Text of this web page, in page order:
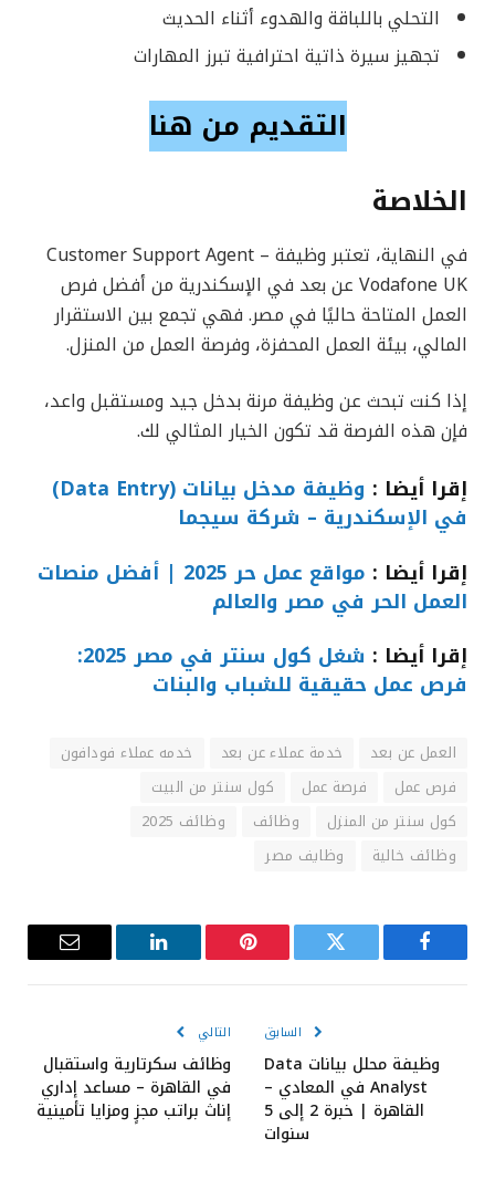
التحلي باللباقة والهدوء أثناء الحديث
تجهيز سيرة ذاتية احترافية تبرز المهارات
التقديم من هنا
الخلاصة
في النهاية، تعتبر وظيفة Customer Support Agent –
Vodafone UK عن بعد في الإسكندرية من أفضل فرص
العمل المتاحة حاليًا في مصر. فهي تجمع بين الاستقرار
المالي، بيئة العمل المحفزة، وفرصة العمل من المنزل.
إذا كنت تبحث عن وظيفة مرنة بدخل جيد ومستقبل واعد،
فإن هذه الفرصة قد تكون الخيار المثالي لك.
إقرا أيضا : وظيفة مدخل بيانات (Data Entry)
في الإسكندرية – شركة سيجما
إقرا أيضا :
مواقع عمل حر 2025 | أفضل منصات
العمل الحر في مصر والعالم
إقرا أيضا :
شغل كول سنتر في مصر 2025:
فرص عمل حقيقية للشباب والبنات
العمل عن بعد خدمة عملاء عن بعد
خدمه عملاء فودافون
فرص عمل
فرصة عمل
كول سنتر من البيت
كول سنتر من المنزل
وظائف
وظائف 2025
وظائف خالية
وظايف مصر
فيسبوك تويتر بينتيريست لينكدإن
البريد
السابق
وظيفة محلل بيانات Data
Analyst في المعادي –
القاهرة | خبرة 2 إلى 5
سنوات
التالي
وظائف سكرتارية واستقبال
في القاهرة – مساعد إداري
إناث براتب مجزٍ ومزايا تأمينية